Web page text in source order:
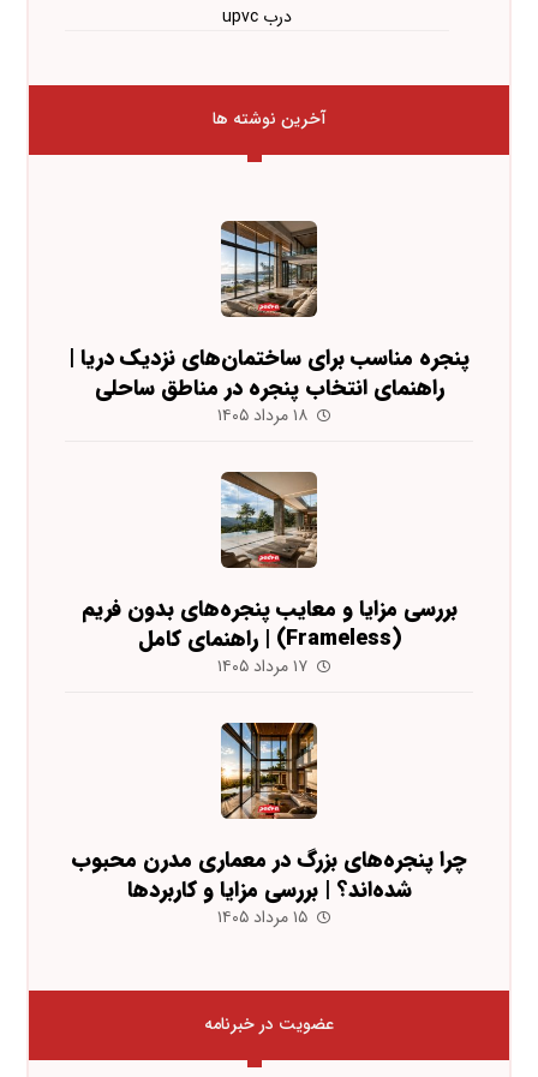
درب upvc
آخرین نوشته ها
پنجره مناسب برای ساختمان‌های نزدیک دریا |
راهنمای انتخاب پنجره در مناطق ساحلی
۱۸ مرداد ۱۴۰۵
بررسی مزایا و معایب پنجره‌های بدون فریم
(Frameless) | راهنمای کامل
۱۷ مرداد ۱۴۰۵
چرا پنجره‌های بزرگ در معماری مدرن محبوب
شده‌اند؟ | بررسی مزایا و کاربردها
۱۵ مرداد ۱۴۰۵
عضویت در خبرنامه